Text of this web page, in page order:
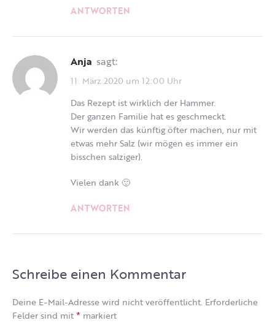
ANTWORTEN
Anja sagt:
11. März 2020 um 12:00 Uhr
Das Rezept ist wirklich der Hammer.
Der ganzen Familie hat es geschmeckt.
Wir werden das künftig öfter machen, nur mit
etwas mehr Salz (wir mögen es immer ein
bisschen salziger).
Vielen dank 🙂
ANTWORTEN
Schreibe einen Kommentar
Deine E-Mail-Adresse wird nicht veröffentlicht. Erforderliche
Felder sind mit* markiert